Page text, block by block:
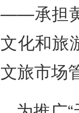
——承担
文化和旅
文旅市场